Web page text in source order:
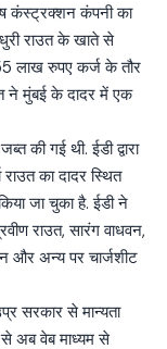
कंस्ट्रक्शन कंपनी का
राउत के खाते से
लाख रुपए कर्ज के तौर
ने मुंबई के दादर में एक
की गई थी. ईडी द्वारा
का दादर स्थित
जा चुका है. ईडी ने
राउत, सारंग वाधवन,
और अन्य पर चार्जशीट
सरकार से मान्यता
अब वेब माध्यम से